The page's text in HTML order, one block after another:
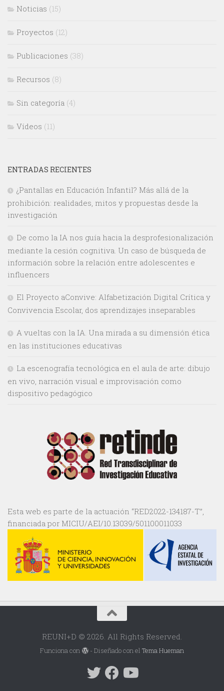
Noticias (15)
Proyectos (12)
Publicaciones (38)
Recursos (8)
Sin categoría (4)
Vídeos (11)
ENTRADAS RECIENTES
¿Pantallas en Educación Infantil? Más allá de la
prohibición: realidades, mitos y propuestas desde la
investigación
De como la IA nos guía hacia la desprofesionalización
mediante la cesión cognitiva. Un caso de búsqueda de
información sobre la relación entre adolescentes e
influencers
El Proyecto aConvive: Alfabetización Digital Crítica y
Convivencia Escolar, dos aprendizajes inseparables
A vueltas con la IA. Una mirada a su dimensión ética
en las instituciones educativas
La escenografía tecnológica en el aula de arte: dibujo
en vivo, narración visual e improvisación como
dispositivo pedagógico
Esta web es parte de la actuación “RED2022-134187-T”,
financiada por MICIU/AEI/10.13039/501100011033
REUNI+D © 2026. All Rights Reserved.
Funciona con - Diseñado con el Tema Hueman